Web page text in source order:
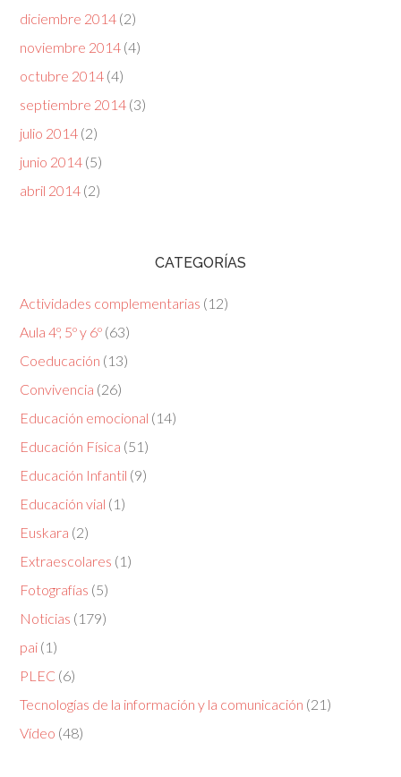
diciembre 2014 (2)
noviembre 2014 (4)
octubre 2014 (4)
septiembre 2014 (3)
julio 2014 (2)
junio 2014 (5)
abril 2014 (2)
CATEGORÍAS
Actividades complementarias (12)
Aula 4º, 5º y 6º (63)
Coeducación (13)
Convivencia (26)
Educación emocional (14)
Educación Física (51)
Educación Infantil (9)
Educación vial (1)
Euskara (2)
Extraescolares (1)
Fotografías (5)
Noticias (179)
pai (1)
PLEC (6)
Tecnologías de la información y la comunicación (21)
Vídeo (48)